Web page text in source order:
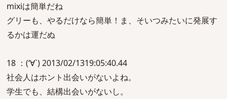
mixiは簡単だね
グリーも、やるだけなら簡単！ま、そいつみたいに発展す
るかは運だぬ
18 ：(‘∀`) 2013/02/1319:05:40.44
社会人はホント出会いがないよね。
学生でも、結構出会いがないし。